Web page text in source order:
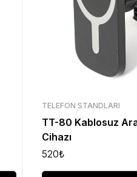
TELEFON STANDLARI
TT-80 Kablosuz
Cihazı
520₺